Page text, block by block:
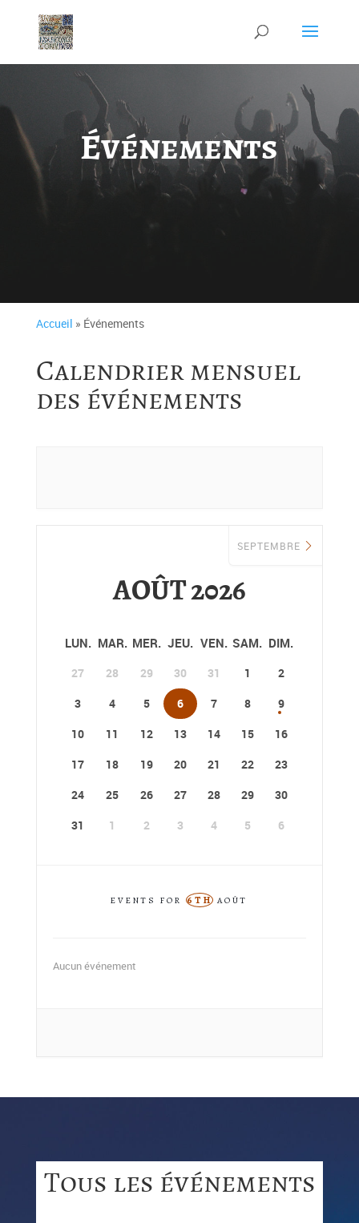
Événements
Accueil » Événements
Calendrier mensuel
des événements
AOÛT 2026
SEPTEMBRE
LUN. MAR. MER. JEU. VEN. SAM. DIM.
27 28 29 30 31 1
2
3
4 5 6 7 8
9
10
11 12 13 14 15
16
17
18 19 20 21 22
23
24
25 26 27 28 29
30
31
1 2 3 4 5 6
EVENTS FOR6TH AOÛT
Aucun événement
Tous les événements